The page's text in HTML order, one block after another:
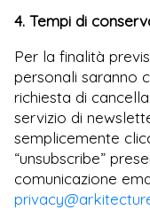
4. Tempi di
Per la finalità
personali saranno
richiesta di
servizio di
semplicemente
“unsubscribe”
comunicazione